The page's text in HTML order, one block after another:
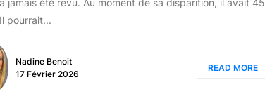
jamais été revu. Au moment de sa disparition, il avait 45
pourrait...
Nadine Benoit
17 Février 2026
READ MORE